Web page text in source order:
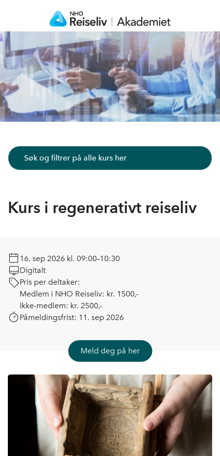
Søk og filtrer på alle kurs her
Kurs i regenerativt reiseliv
16. sep 2026 kl. 09:00–10:30
Digitalt
Pris per deltaker:
Medlem i NHO Reiseliv: kr. 1500,-
Ikke-medlem: kr. 2500,-
Påmeldingsfrist: 11. sep 2026
Meld deg på her